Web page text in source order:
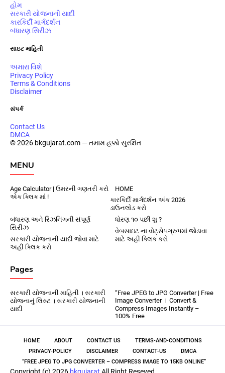
હોમ
સરકારી યોજનાની યાદી
કારકિર્દી માર્ગદર્શન
બંધારણ સિરીઝ
સાઇટ માહિતી
અમારા વિશે
Privacy Policy
Terms & Conditions
Disclaimer
સંપર્ક
Contact Us
DMCA
© 2026 bkgujarat.com — તમામ હક્કો સુરક્ષિત
MENU
Age Calculator | ઉમરની ગણતરી કરો
એક ક્લિક માં !
HOME
કારકિર્દી માર્ગદર્શન અંક 2026
ડાઉનલોડ કરો
ધોરણ ૧૦ પછી શુ ?
બંધારણ અને રિઝનિંગની સંપૂર્ણ
સિરીઝ
વેબસાઇટ ના વોટ્સેપગ્રુપમાં જોડાવા
માટે અહીં ક્લિક કરો
સરકારી યોજનાની યાદી જોવા માટે
અહીં ક્લિક કરો
Pages
સરકારી યોજનાની માહિતી । સરકારી
યોજનાનું લિસ્ટ । સરકારી યોજનાની
યાદી
“Free JPEG to JPG Converter | Free
Image Converter । Convert &
Compress Images Instantly –
100% Free
HOME ABOUT CONTACT US
TERMS-AND-CONDITIONS
PRIVACY-POLICY
DISCLAIMER CONTACT-US
DMCA
“FREE JPEG TO JPG CONVERTER – COMPRESS IMAGE TO 15KB ONLINE”